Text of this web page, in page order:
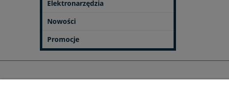
Elektronarzędzia
Nowości
Promocje